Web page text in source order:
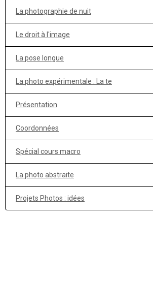
La photographie de nuit
Le droit à l'image
La pose longue
La photo expérimentale : La te
Présentation
Coordonnées
Spécial cours macro
La photo abstraite
Projets Photos : idées